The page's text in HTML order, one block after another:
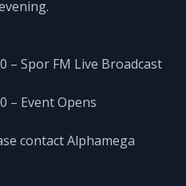
– Spor FM Live Broadcast
– Event Opens
contact Alphamega